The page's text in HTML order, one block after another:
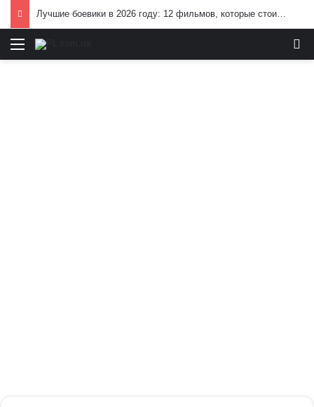
Лучшие боевики в 2026 году: 12 фильмов, которые стоит посмотреть
Меню